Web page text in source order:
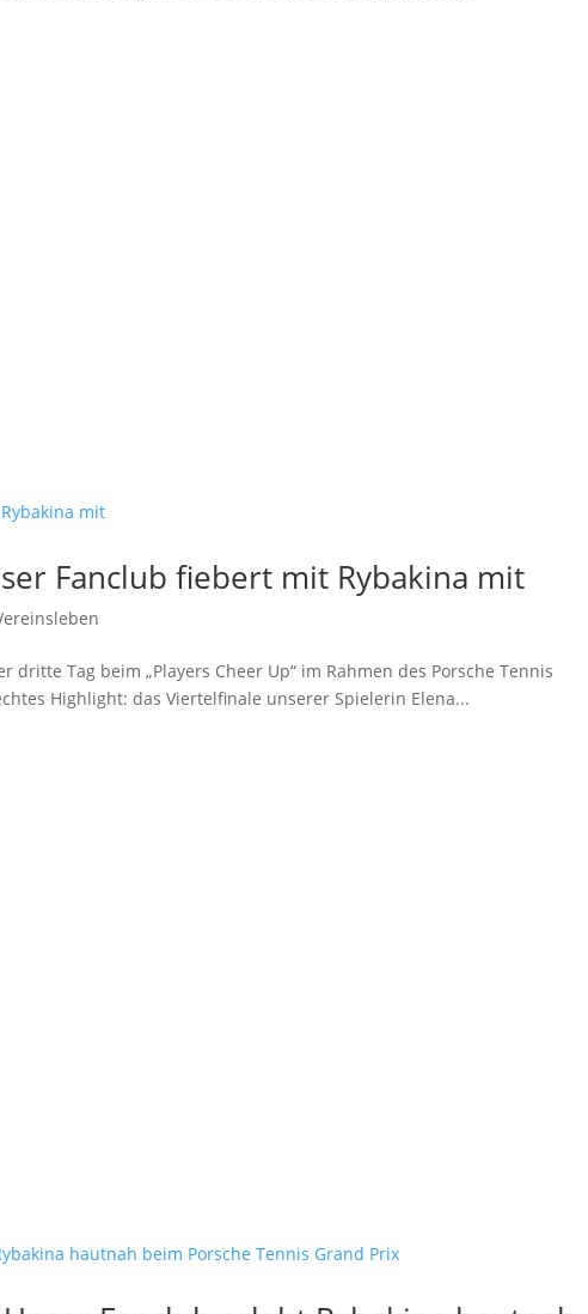
Fanclub fiebert mit Rybakina mit
Tag beim „Players Cheer Up“ im Rahmen des Porsche Tennis
Highlight: das Viertelfinale unserer Spielerin Elena...